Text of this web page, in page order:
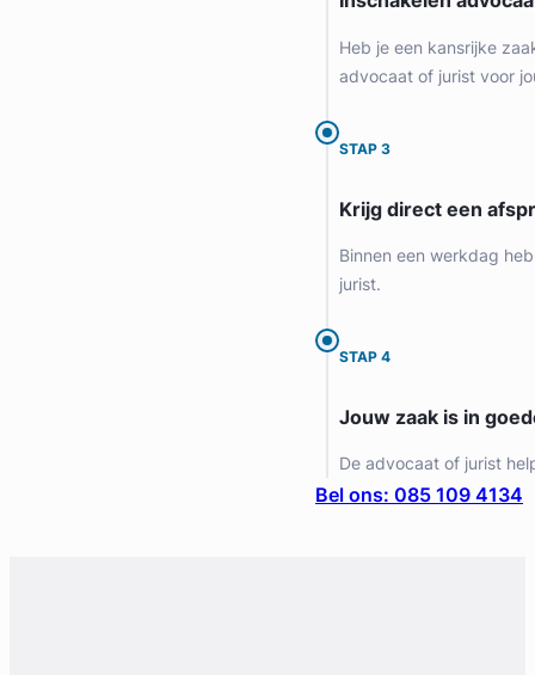
Heb je een kansrijke
advocaat of jurist voor
STAP 3
Krijg direct een
Binnen een werkdag
jurist.
STAP 4
Jouw zaak is in
De advocaat of jurist
Bel ons: 085 109 4134